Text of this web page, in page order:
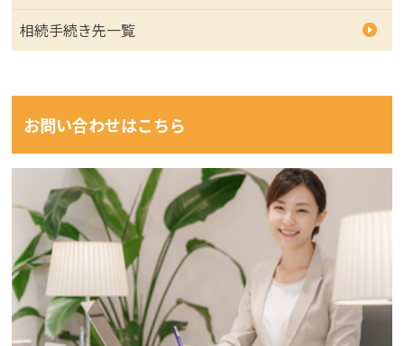
相続手続き先一覧
お問い合わせはこちら